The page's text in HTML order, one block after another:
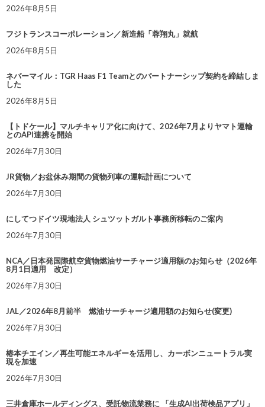
2026年8月5日
フジトランスコーポレーション／新造船「蓉翔丸」就航
2026年8月5日
ネバーマイル：TGR Haas F1 Teamとのパートナーシップ契約を締結しま
した
2026年8月5日
【トドケール】マルチキャリア化に向けて、2026年7月よりヤマト運輸
とのAPI連携を開始
2026年7月30日
JR貨物／お盆休み期間の貨物列車の運転計画について
2026年7月30日
にしてつドイツ現地法人 シュツットガルト事務所移転のご案内
2026年7月30日
NCA／日本発国際航空貨物燃油サーチャージ適用額のお知らせ（2026年
8月1日適用 改定）
2026年7月30日
JAL／2026年8月前半 燃油サーチャージ適用額のお知らせ(変更)
2026年7月30日
椿本チエイン／再生可能エネルギーを活用し、カーボンニュートラル実
現を加速
2026年7月30日
三井倉庫ホールディングス、受託物流業務に 「生成AI出荷検品アプリ」